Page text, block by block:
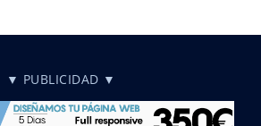
▼ PUBLICIDAD ▼